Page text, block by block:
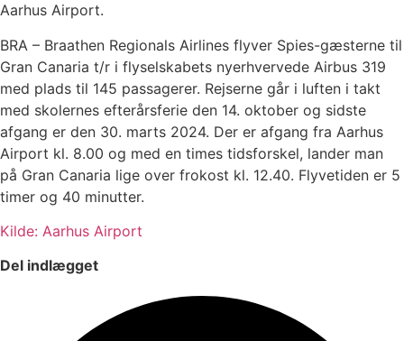
Aarhus Airport.
BRA – Braathen Regionals Airlines flyver Spies-gæsterne til
Gran Canaria t/r i flyselskabets nyerhvervede Airbus 319
med plads til 145 passagerer. Rejserne går i luften i takt
med skolernes efterårsferie den 14. oktober og sidste
afgang er den 30. marts 2024. Der er afgang fra Aarhus
Airport kl. 8.00 og med en times tidsforskel, lander man
på Gran Canaria lige over frokost kl. 12.40. Flyvetiden er 5
timer og 40 minutter.
Kilde: Aarhus Airport
Del indlægget